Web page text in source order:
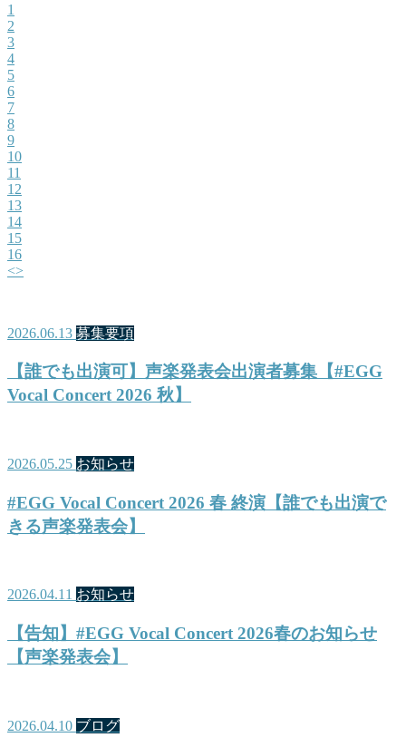
1
2
3
4
5
6
7
8
9
10
11
12
13
14
15
16
<>
2026.06.13 募集要項
【誰でも出演可】声楽発表会出演者募集【#EGG
Vocal Concert 2026 秋】
2026.05.25 お知らせ
#EGG Vocal Concert 2026 春 終演【誰でも出演で
きる声楽発表会】
2026.04.11 お知らせ
【告知】#EGG Vocal Concert 2026春のお知らせ
【声楽発表会】
2026.04.10 ブログ